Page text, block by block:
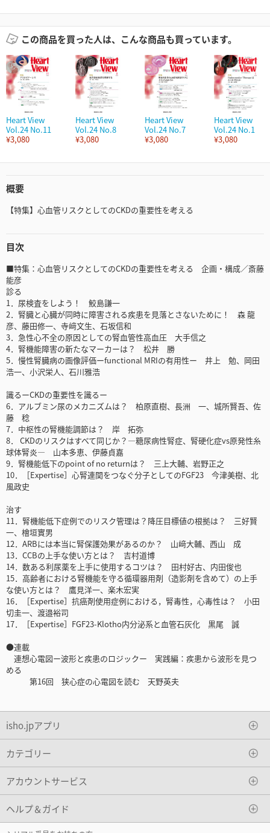
この商品を買った人は、こんな商品も買っています。
Heart View
Vol.24 No.11
¥3,080
Heart View
Vol.24 No.8
¥3,080
Heart View
Vol.24 No.7
¥3,080
Heart View
Vol.24 No.1
¥3,080
概要
【特集】心血管リスクとしてのCKDの重要性を考える
目次
■特集：心血管リスクとしてのCKDの重要性を考える 企画・構成／斎藤
能彦
診る
1．尿検査をしよう！ 鮫島謙一
2．腎臓と心臓が同時に障害される疾患を見落とさないために！ 森 龍
彦、藤田修一、寺﨑文生、石坂信和
3．急性心不全の原因としての腎血管性高血圧 大手信之
4．腎機能障害の新たなマーカーは？ 松井 勝
5．慢性腎臓病の画像評価ーfunctional MRIの有用性ー 井上 勉、岡田
浩一、小沢栄人、石川雅浩
識るーCKDの重要性を識るー
6．アルブミン尿のメカニズムは？ 柏原直樹、長洲 一、城所賢吾、佐
藤 稔
7．中枢性の腎機能調節は？ 岸 拓弥
8． CKDのリスクはすべて同じか？—糖尿病性腎症、腎硬化症vs原発性糸
球体腎炎— 山本多恵、伊藤貞嘉
9．腎機能低下のpoint of no returnは？ 三上大輔、岩野正之
10．［Expertise］心腎連関をつなぐ分子としてのFGF23 今津美樹、北
風政史
治す
11．腎機能低下症例でのリスク管理は？降圧目標値の根拠は？ 三好賢
一、檜垣實男
12．ARBには本当に腎保護効果があるのか？ 山﨑大輔、西山 成
13．CCBの上手な使い方とは？ 吉村道博
14．数ある利尿薬を上手に使用するコツは？ 田村好古、内田俊也
15．高齢者における腎機能を守る循環器用剤（造影剤を含めて）の上手
な使い方とは？ 鷹見洋一、楽木宏実
16．［Expertise］抗癌剤使用症例における，腎毒性，心毒性は？ 小田
切圭一、渡邉裕司
17．［Expertise］FGF23-Klotho内分泌系と血管石灰化 黒尾 誠
●連載
連想心電図ー波形と疾患のロジックー 実践編：疾患から波形を見つ
める
第16回 狭心症の心電図を読む 天野英夫
isho.jpアプリ
カテゴリー
アカウントサービス
ヘルプ＆ガイド